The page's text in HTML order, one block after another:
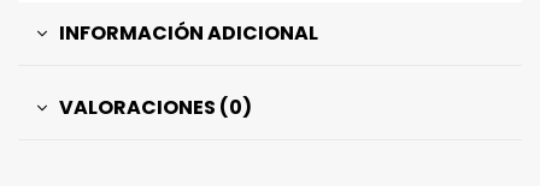
INFORMACIÓN ADICIONAL
VALORACIONES (0)